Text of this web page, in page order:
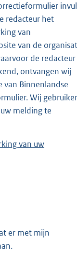
redacteur het
van
van de
de redacteur
van Binnenlandse
Wij
melding te
er met mijn